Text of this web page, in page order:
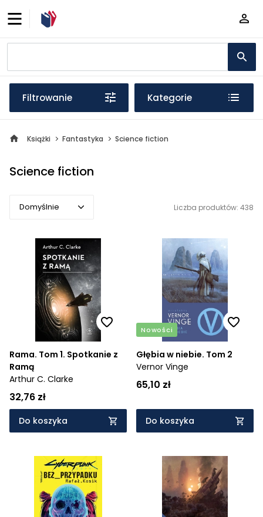
Filtrowanie Kategorie
Książki Fantastyka Science fiction
Science fiction
Domyślnie
Domyślnie
Popularne
Cena rosnąco
Cena malejąco
Od najnowszych
Od najstarszych
Liczba produktów: 438
Rama. Tom 1. Spotkanie z
Ramą
Arthur C. Clarke
32,76 zł
Do koszyka
Nowości
Głębia w niebie. Tom 2
Vernor Vinge
65,10 zł
Do koszyka